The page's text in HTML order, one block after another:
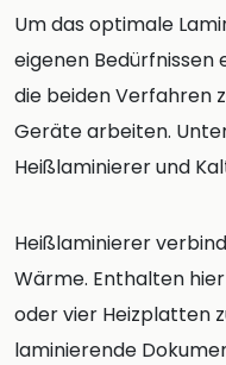
Um das optimale
eigenen Bedürfnissen
die beiden Verfahren
Geräte arbeiten.
Heißlaminierer und
Heißlaminierer
Wärme. Enthalten
oder vier Heizplatten
laminierende